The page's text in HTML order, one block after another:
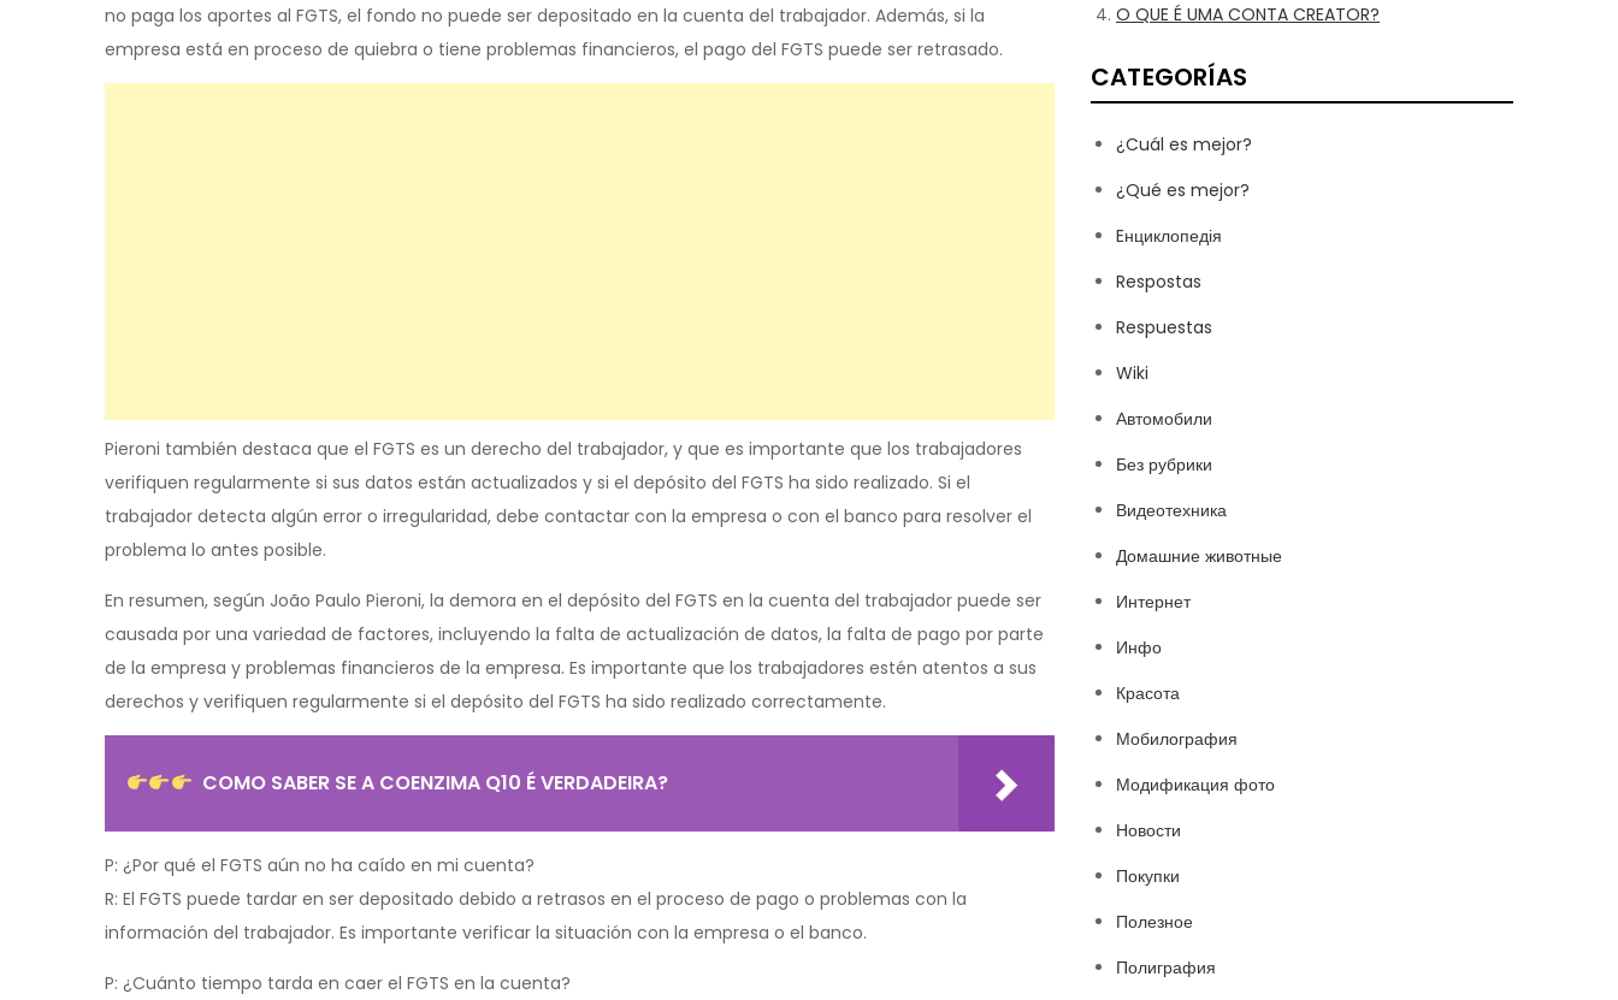
no paga los aportes al FGTS, el fondo no puede ser depositado en la cuenta del trabajador. Además, si la
empresa está en proceso de quiebra o tiene problemas financieros, el pago del FGTS puede ser retrasado.
Pieroni también destaca que el FGTS es un derecho del trabajador, y que es importante que los trabajadores
verifiquen regularmente si sus datos están actualizados y si el depósito del FGTS ha sido realizado. Si el
trabajador detecta algún error o irregularidad, debe contactar con la empresa o con el banco para resolver el
problema lo antes posible.
En resumen, según João Paulo Pieroni, la demora en el depósito del FGTS en la cuenta del trabajador puede ser
causada por una variedad de factores, incluyendo la falta de actualización de datos, la falta de pago por parte
de la empresa y problemas financieros de la empresa. Es importante que los trabajadores estén atentos a sus
derechos y verifiquen regularmente si el depósito del FGTS ha sido realizado correctamente.
COMO SABER SE A COENZIMA Q10 É VERDADEIRA?
P: ¿Por qué el FGTS aún no ha caído en mi cuenta?
R: El FGTS puede tardar en ser depositado debido a retrasos en el proceso de pago o problemas con la
información del trabajador. Es importante verificar la situación con la empresa o el banco.
P: ¿Cuánto tiempo tarda en caer el FGTS en la cuenta?
O QUE É UMA CONTA CREATOR?
CATEGORÍAS
¿Cuál es mejor?
¿Qué es mejor?
Eнциклопедія
Respostas
Respuestas
Wiki
Автомобили
Без рубрики
Видеотехника
Домашние животные
Интернет
Инфо
Красота
Мобилография
Модификация фото
Новости
Покупки
Полезное
Полиграфия